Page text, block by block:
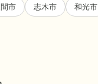
間市 志木市 和光市